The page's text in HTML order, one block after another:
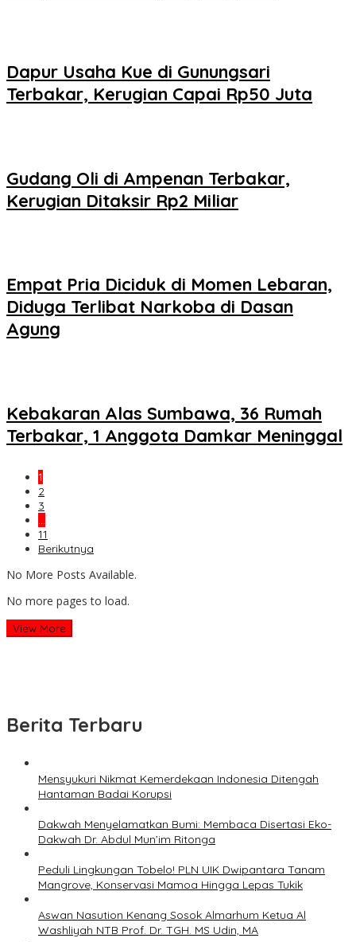
Dapur Usaha Kue di Gunungsari
Terbakar, Kerugian Capai Rp50 Juta
Gudang Oli di Ampenan Terbakar,
Kerugian Ditaksir Rp2 Miliar
Empat Pria Diciduk di Momen Lebaran,
Diduga Terlibat Narkoba di Dasan
Agung
Kebakaran Alas Sumbawa, 36 Rumah
Terbakar, 1 Anggota Damkar Meninggal
1
2
3
…
11
Berikutnya
No More Posts Available.
No more pages to load.
View More
Berita Terbaru
Mensyukuri Nikmat Kemerdekaan Indonesia Ditengah
Hantaman Badai Korupsi
Dakwah Menyelamatkan Bumi: Membaca Disertasi Eko-
Dakwah Dr. Abdul Mun’im Ritonga
Peduli Lingkungan Tobelo! PLN UIK Dwipantara Tanam
Mangrove, Konservasi Mamoa Hingga Lepas Tukik
Aswan Nasution Kenang Sosok Almarhum Ketua Al
Washliyah NTB Prof. Dr. TGH. MS Udin, MA